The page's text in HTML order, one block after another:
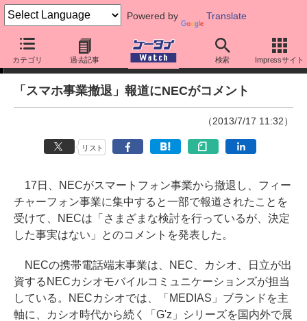
Powered by Translate
カテゴリ 過去記事 検索 Impressサイト
ニュース
「スマホ事業撤退」報道にNECがコメント
（2013/7/17 11:32）
リスト
17日、NECがスマートフォン事業から撤退し、フィー
チャーフォン事業に集中すると一部で報道されたことを
受けて、NECは「さまざまな検討を行っているが、決定
した事実はない」とのコメントを発表した。
NECの携帯電話端末事業は、NEC、カシオ、日立が出
資するNECカシオモバイルコミュニケーションズが担当
している。NECカシオでは、「MEDIAS」ブランドを主
軸に、カシオ時代から続く「G'z」シリーズを国内外で展